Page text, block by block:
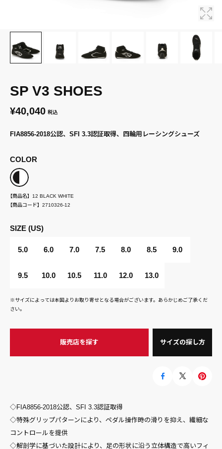
SP V3 SHOES
¥40,040 税込
FIA8856-2018公認、SFI 3.3認証取得、四輪用レーシングシューズ
COLOR
【商品名】 12 BLACK WHITE
【商品コード】 2710326-12
SIZE (US)
5.0 6.0 7.0 7.5 8.0 8.5 9.0
9.5 10.0 10.5 11.0 12.0 13.0
※サイズによっては本国よりお取り寄せとなる場合がございます。あらかじめご了承くだ
さい。
販売店を探す サイズの探し方
◇FIA8856-2018公認、SFI 3.3認証取得
◇特殊グリップパターンにより、ペダル操作時の滑りを抑え、繊細な
コントロールを提供
◇解剖学に基づいた設計により、足の形状に沿う立体構造で高いフィ